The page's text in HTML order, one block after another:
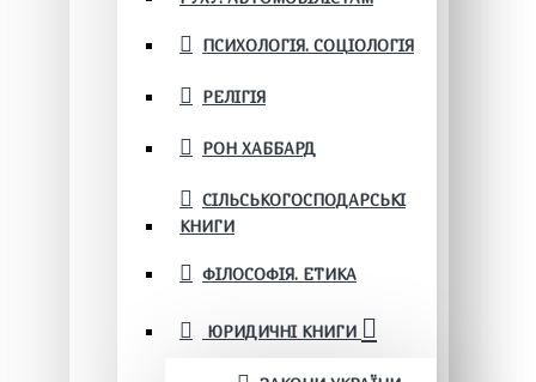
ПСИХОЛОГІЯ. СОЦІОЛОГІЯ
РЕЛІГІЯ
РОН ХАББАРД
СІЛЬСЬКОГОСПОДАРСЬКІ
КНИГИ
ФІЛОСОФІЯ. ЕТИКА
ЮРИДИЧНІ КНИГИ